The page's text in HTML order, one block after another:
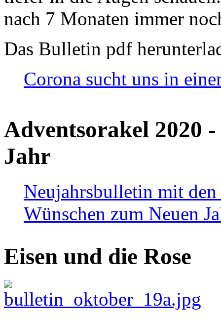
nach 7 Monaten immer
Das Bulletin pdf
Corona sucht uns in
Adventsorakel 2020
Jahr
Neujahrsbulletin mit den
Wünschen zum Neuen
Eisen und die Rose